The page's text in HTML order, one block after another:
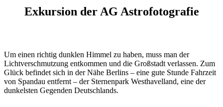
Exkursion der AG Astrofotografie
Um einen richtig dunklen Himmel zu haben, muss man der
Lichtverschmutzung entkommen und die Großstadt verlassen. Zum
Glück befindet sich in der Nähe Berlins – eine gute Stunde Fahrzeit
von Spandau entfernt – der Sternenpark Westhavelland, eine der
dunkelsten Gegenden Deutschlands.